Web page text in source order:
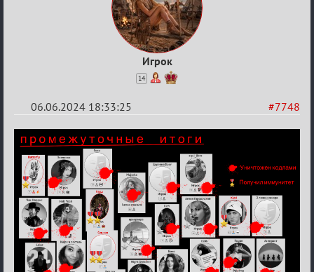
Игрок
14
#7748
06.06.2024 18:33:25
Re:
Кубок
Вендетты